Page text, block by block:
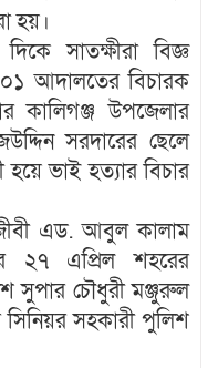
হয়।
সাতক্ষীরা বিজ্ঞ
০১ আদালতের বিচারক
কালিগঞ্জ উপজেলার
সরদারের ছেলে
ভাই হত্যার বিচার
এড. আবুল কালাম
২৭ এপ্রিল শহরের
সুপার চৌধুরী মঞ্জুরুল
সিনিয়র সহকারী পুলিশ